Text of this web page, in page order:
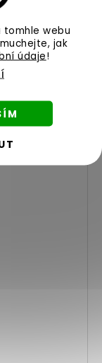
tomhle webu
jak
údaje!